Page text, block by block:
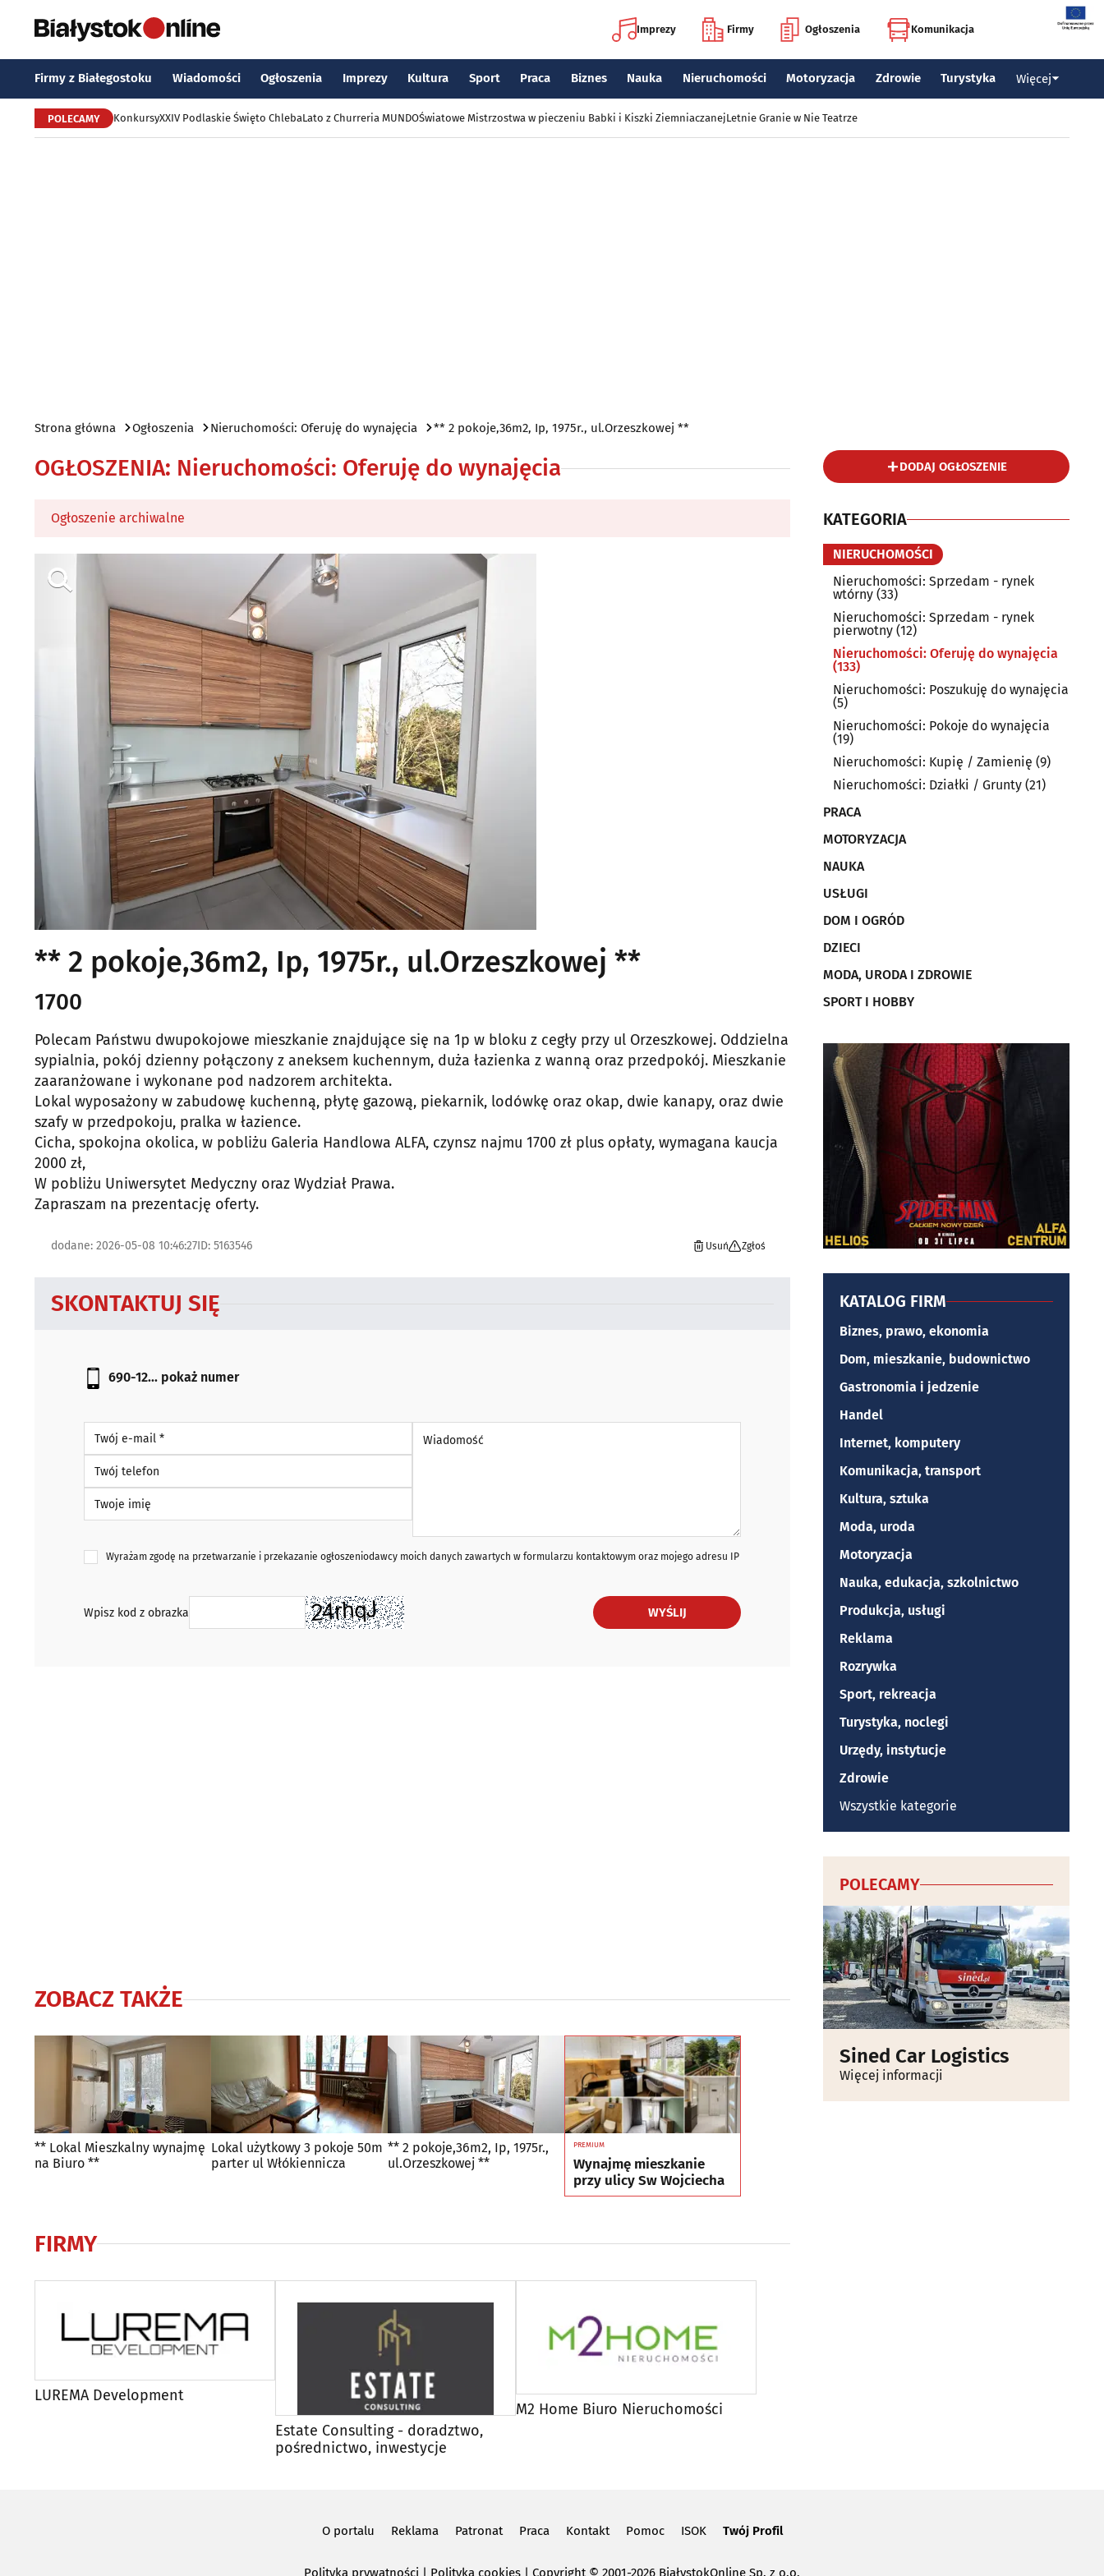
Imprezy Firmy Ogłoszenia Komunikacja
Firmy z Białegostoku Wiadomości Ogłoszenia Imprezy Kultura Sport Praca Biznes Nauka Nieruchomości Motoryzacja Zdrowie Turystyka Więcej
POLECAMY KonkursyXXIV Podlaskie Święto ChlebaLato z Churreria MUNDOŚwiatowe Mistrzostwa w pieczeniu Babki i Kiszki ZiemniaczanejLetnie Granie w Nie Teatrze
Strona główna Ogłoszenia Nieruchomości: Oferuję do wynajęcia ** 2 pokoje,36m2, Ip, 1975r., ul.Orzeszkowej **
OGŁOSZENIA: Nieruchomości: Oferuję do wynajęcia
Ogłoszenie archiwalne
** 2 pokoje,36m2, Ip, 1975r., ul.Orzeszkowej **
1700
Polecam Państwu dwupokojowe mieszkanie znajdujące się na 1p w bloku z cegły przy ul Orzeszkowej. Oddzielna
sypialnia, pokój dzienny połączony z aneksem kuchennym, duża łazienka z wanną oraz przedpokój. Mieszkanie
zaaranżowane i wykonane pod nadzorem architekta.
Lokal wyposażony w zabudowę kuchenną, płytę gazową, piekarnik, lodówkę oraz okap, dwie kanapy, oraz dwie
szafy w przedpokoju, pralka w łazience.
Cicha, spokojna okolica, w pobliżu Galeria Handlowa ALFA, czynsz najmu 1700 zł plus opłaty, wymagana kaucja
2000 zł,
W pobliżu Uniwersytet Medyczny oraz Wydział Prawa.
Zapraszam na prezentację oferty.
dodane: 2026-05-08 10:46:27ID: 5163546 Usuń Zgłoś
SKONTAKTUJ SIĘ
690-12... pokaż numer
Wyrażam zgodę na przetwarzanie i przekazanie ogłoszeniodawcy moich danych zawartych w formularzu kontaktowym oraz mojego adresu IP
Wpisz kod z obrazka WYŚLIJ
ZOBACZ TAKŻE
** Lokal Mieszkalny wynajmę
na Biuro **
Lokal użytkowy 3 pokoje 50m
parter ul Włókiennicza
** 2 pokoje,36m2, Ip, 1975r.,
ul.Orzeszkowej **
PREMIUM
Wynajmę mieszkanie
przy ulicy Sw Wojciecha
FIRMY
LUREMA Development
Estate Consulting - doradztwo,
pośrednictwo, inwestycje
M2 Home Biuro Nieruchomości
DODAJ OGŁOSZENIE
KATEGORIA
NIERUCHOMOŚCI
Nieruchomości: Sprzedam - rynek
wtórny (33)
Nieruchomości: Sprzedam - rynek
pierwotny (12)
Nieruchomości: Oferuję do wynajęcia
(133)
Nieruchomości: Poszukuję do wynajęcia
(5)
Nieruchomości: Pokoje do wynajęcia
(19)
Nieruchomości: Kupię / Zamienię (9)
Nieruchomości: Działki / Grunty (21)
PRACA
MOTORYZACJA
NAUKA
USŁUGI
DOM I OGRÓD
DZIECI
MODA, URODA I ZDROWIE
SPORT I HOBBY
KATALOG FIRM
Biznes, prawo, ekonomia
Dom, mieszkanie, budownictwo
Gastronomia i jedzenie
Handel
Internet, komputery
Komunikacja, transport
Kultura, sztuka
Moda, uroda
Motoryzacja
Nauka, edukacja, szkolnictwo
Produkcja, usługi
Reklama
Rozrywka
Sport, rekreacja
Turystyka, noclegi
Urzędy, instytucje
Zdrowie
Wszystkie kategorie
POLECAMY
Sined Car Logistics
Więcej informacji
O portalu Reklama Patronat Praca Kontakt Pomoc ISOK Twój Profil
Polityka prywatności | Polityka cookies Copyright © 2001-2026 BiałystokOnline Sp. z o.o.